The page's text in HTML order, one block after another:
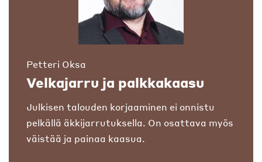
Petteri Oksa
Velkajarru ja palkkakaasu
Julkisen talouden korjaaminen ei onnistu
pelkällä äkkijarrutuksella. On osattava myös
väistää ja painaa kaasua.